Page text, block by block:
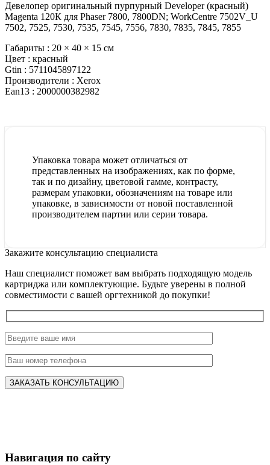
Девелопер оригинальный пурпурный Developer (красный)
Magenta 120К для Phaser 7800, 7800DN; WorkCentre 7502V_U
7502, 7525, 7530, 7535, 7545, 7556, 7830, 7835, 7845, 7855
Габариты : 20 × 40 × 15 см
Цвет : красный
Gtin : 5711045897122
Производители : Xerox
Ean13 : 2000000382982
Упаковка товара может отличаться от
представленных на изображениях, как по форме,
так и по дизайну, цветовой гамме, контрасту,
размерам упаковки, обозначениям на товаре или
упаковке, в зависимости от новой поставленной
производителем партии или серии товара.
Закажите консультацию специалиста
Наш специалист поможет вам выбрать подходящую модель
картриджа или комплектующие. Будьте уверены в полной
совместимости с вашей оргтехникой до покупки!
Навигация по сайту